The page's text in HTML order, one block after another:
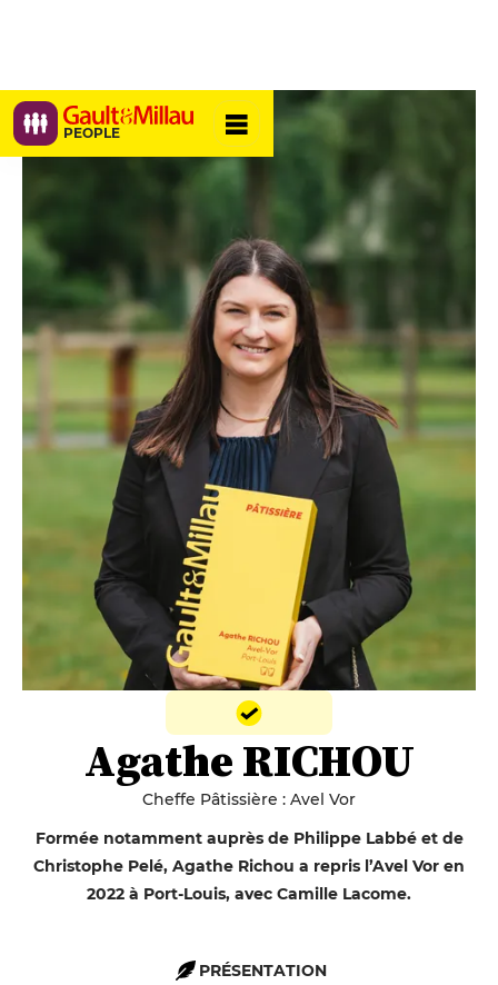
PEOPLE
Agathe RICHOU
Cheffe Pâtissière : Avel Vor
Formée notamment auprès de Philippe Labbé et de
Christophe Pelé, Agathe Richou a repris l’Avel Vor en
2022 à Port-Louis, avec Camille Lacome.
PRÉSENTATION